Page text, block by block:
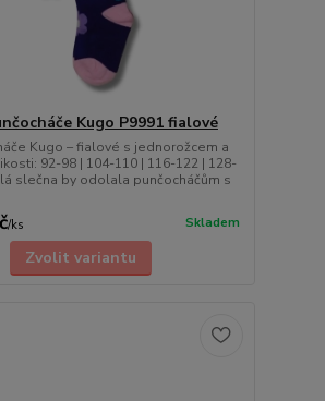
Kugo P9991 fialové
Kugo – fialové s jednorožcem a
92-98 | 104-110 | 116-122 | 128-
slečna by odolala punčocháčům s
/ks Skladem
Zvolit variantu